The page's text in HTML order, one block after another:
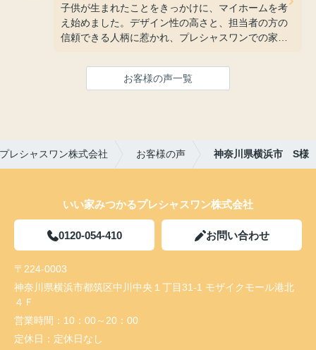
子供が生まれたことをきっかけに、マイホームを考
え始めました。デザイン性の高さと、担当者の方の
信頼できる人柄に惹かれ、プレシャスワンでの家づ
りの空間は、暮らし始めた今、家族のかけがえのな
い時間を育む、最高の場所になっています。快適
お客様の声一覧
レシャスワン株式会社 お客様の声 神奈川県横浜市 S様
いい家みつかるプレシャスワン株式会社
0120-054-410 お問い合わせ
〒224-0003
神奈川県横浜市都筑区中川中央１丁目31-1 モザイクモール港北
４Ｆ
営業時間： 10：00～20：00
定休日： 定休日なし